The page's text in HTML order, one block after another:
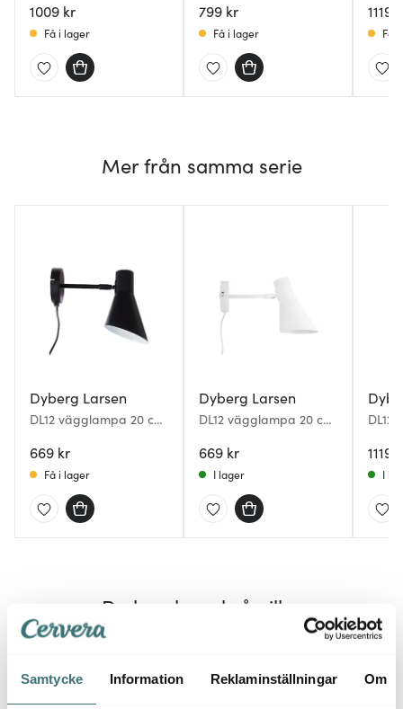
Samtycke Information Reklaminställningar Om
1009 kr
Få i lager
799 kr
Få i lager
1119
Få
Mer från samma serie
Dyberg Larsen
DL12 vägglampa 20 cm
669 kr
Få i lager
Dyberg Larsen
DL12 vägglampa 20 cm
669 kr
I lager
DL12
1119
I
Du kanske också gillar